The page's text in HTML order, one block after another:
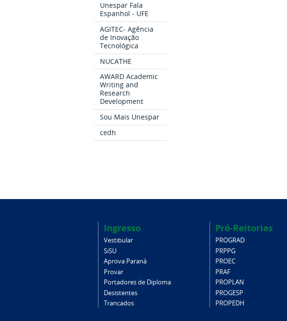
Unespar Fala
Espanhol - UFE
AGITEC- Agência
de Inovação
Tecnológica
NUCATHE
AWARD Academic
Writing and
Research
Development
Sou Mais Unespar
cedh
Ingresso
Vestibular
SiSU
Aprova Paraná
Provar
Portadores de Diploma
Desistentes
Trancados
Pró-Reitorias
PROGRAD
PRPPG
PROEC
PRAF
PROPLAN
PROGESP
PROPEDH